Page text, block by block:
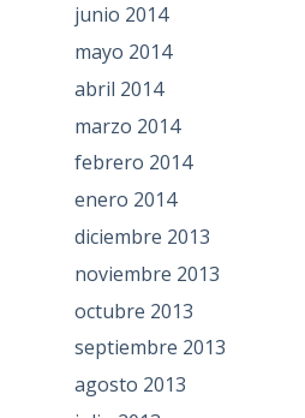
junio 2014
mayo 2014
abril 2014
marzo 2014
febrero 2014
enero 2014
diciembre 2013
noviembre 2013
octubre 2013
septiembre 2013
agosto 2013